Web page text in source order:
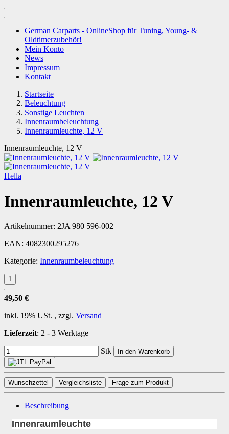
German Carparts - OnlineShop für Tuning, Young- &
Oldtimerzubehör!
Mein Konto
News
Impressum
Kontakt
Startseite
Beleuchtung
Sonstige Leuchten
Innenraumbeleuchtung
Innenraumleuchte, 12 V
Innenraumleuchte, 12 V
Hella
Innenraumleuchte, 12 V
Artikelnummer: 2JA 980 596-002
EAN: 4082300295276
Kategorie: Innenraumbeleuchtung
49,50 €
inkl. 19% USt. , zzgl. Versand
Lieferzeit: 2 - 3 Werktage
Stk In den Warenkorb
Wunschzettel Vergleichsliste Frage zum Produkt
Beschreibung
Innenraumleuchte